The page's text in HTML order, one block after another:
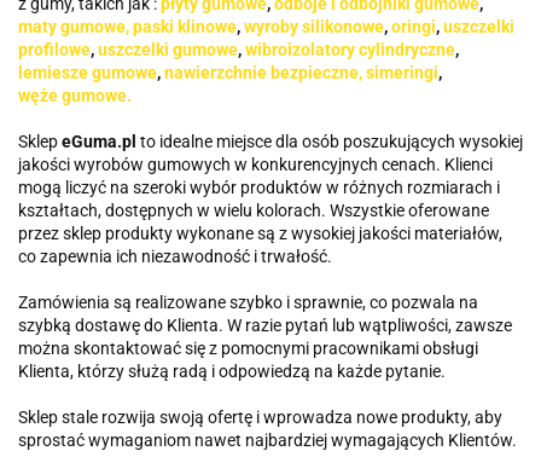
maty gumowe,paski klinowe,wyroby silikonowe,oringi,uszczelki
profilowe,uszczelki gumowe,wibroizolatory cylindryczne,
lemiesze gumowe,nawierzchnie bezpieczne,simeringi,
węże gumowe.
SklepeGuma.pl to idealne miejsce dla osób poszukujących wysokiej
jakości wyrobów gumowych w konkurencyjnych cenach. Klienci
mogą liczyć na szeroki wybór produktów w różnych rozmiarach i
kształtach, dostępnych w wielu kolorach. Wszystkie oferowane
przez sklep produkty wykonane są z wysokiej jakości materiałów,
co zapewnia ich niezawodność i trwałość.
Zamówienia są realizowane szybko i sprawnie, co pozwala na
szybką dostawę do Klienta. W razie pytań lub wątpliwości, zawsze
można skontaktować się z pomocnymi pracownikami obsługi
Klienta, którzy służą radą i odpowiedzą na każde pytanie.
Sklep stale rozwija swoją ofertę i wprowadza nowe produkty, aby
sprostać wymaganiom nawet najbardziej wymagających Klientów.